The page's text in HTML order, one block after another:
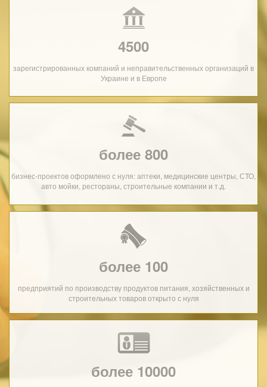
4500
зарегистрированных компаний и неправительственных организаций в
Украине и в Европе
более 800
бизнес-проектов оформлено с нуля: аптеки, медицинские центры, СТО,
авто мойки, рестораны, строительные компании и т.д.
более 100
предприятий по производству продуктов питания, хозяйственных и
строительных товаров открыто с нуля
более 10000